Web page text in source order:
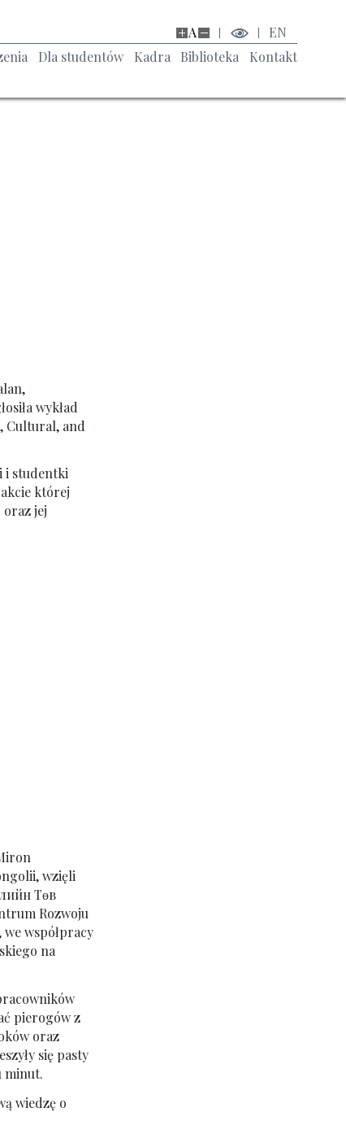
A
EN
Dla studentów Kadra Biblioteka Kontakt
wykład
Cultural, and
i studentki
której
jej
wzięli
Төв
Rozwoju
współpracy
na
pierogów z
oraz
się pasty
minut.
wiedzę o